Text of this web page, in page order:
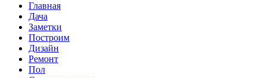
Главная
Дача
Заметки
Построим
Дизайн
Ремонт
Пол